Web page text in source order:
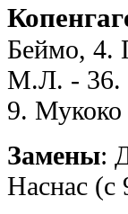
Беймо, 4.
М.Л. - 36.
9.
Замены:
Наснас (с